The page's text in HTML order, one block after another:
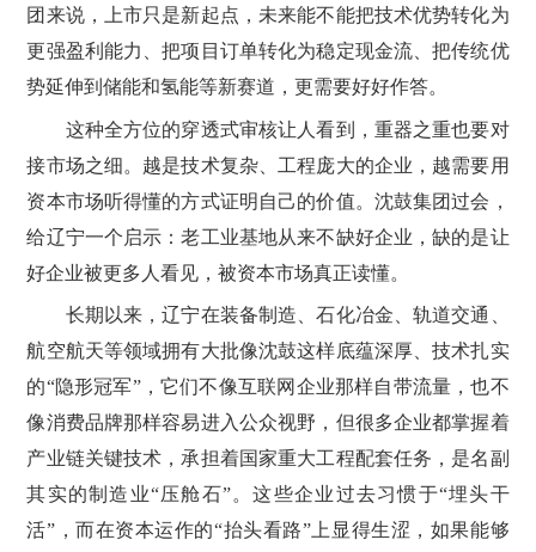
团来说，上市只是新起点，未来能不能把技术优势转化为
更强盈利能力、把项目订单转化为稳定现金流、把传统优
势延伸到储能和氢能等新赛道，更需要好好作答。
这种全方位的穿透式审核让人看到，重器之重也要对
接市场之细。越是技术复杂、工程庞大的企业，越需要用
资本市场听得懂的方式证明自己的价值。沈鼓集团过会，
给辽宁一个启示：老工业基地从来不缺好企业，缺的是让
好企业被更多人看见，被资本市场真正读懂。
长期以来，辽宁在装备制造、石化冶金、轨道交通、
航空航天等领域拥有大批像沈鼓这样底蕴深厚、技术扎实
的“隐形冠军”，它们不像互联网企业那样自带流量，也不
像消费品牌那样容易进入公众视野，但很多企业都掌握着
产业链关键技术，承担着国家重大工程配套任务，是名副
其实的制造业“压舱石”。这些企业过去习惯于“埋头干
活”，而在资本运作的“抬头看路”上显得生涩，如果能够